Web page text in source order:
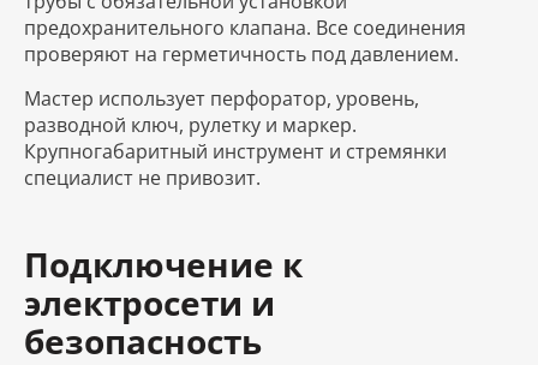
предохранительного клапана. Все соединения
проверяют на герметичность под давлением.
Мастер использует перфоратор, уровень,
разводной ключ, рулетку и маркер.
Крупногабаритный инструмент и стремянки
специалист не привозит.
Подключение к
электросети и
безопасность